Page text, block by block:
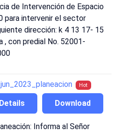
de Intervención de Espacio
para intervenir el sector
dirección: k 4 13 17- 15
, con predial No. 52001-
Hot
Download
Details
Informa al Señor